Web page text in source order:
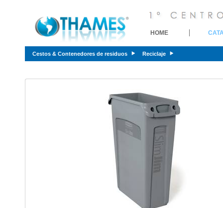
HOME
Cestos & Contenedores de residuos Reciclaje